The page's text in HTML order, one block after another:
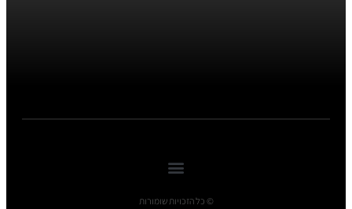
© כל הזכויות שומורות